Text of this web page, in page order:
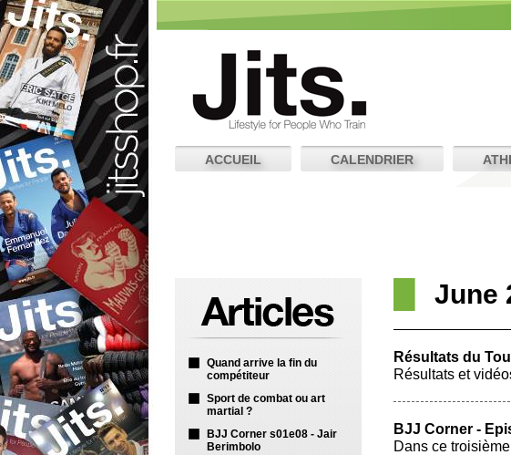
ACCUEIL CALENDRIER
Quand arrive la fin du
compétiteur
Sport de combat ou art
martial ?
BJJ Corner s01e08 - Jair
Berimbolo
June
Résultats du
Résultats et
BJJ Corner -
Dans ce